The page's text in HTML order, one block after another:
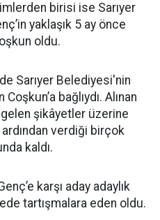
birisi ise Sarıyer
yaklaşık 5 ay önce
oldu.
Sarıyer Belediyesi'nin
bağlıydı. Alınan
şikâyetler üzerine
ardından verdiği birçok
kaldı.
karşı aday adaylık
tartışmalara eden oldu.